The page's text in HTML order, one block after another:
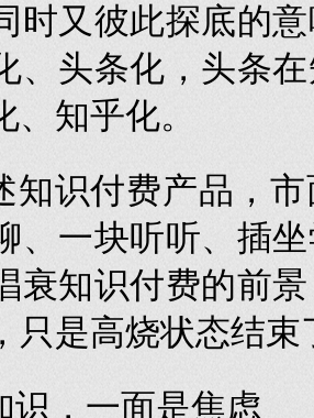
时又彼此探底的
、头条化，头条
知乎化。
知识付费产品，
、一块听听、插
衰知识付费的前
只是高烧状态结束
识，一面是焦虑